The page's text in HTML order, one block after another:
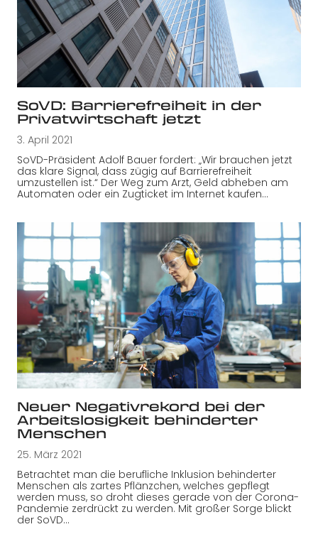
SoVD: Barrierefreiheit in der
Privatwirtschaft jetzt
3. April 2021
SoVD-Präsident Adolf Bauer fordert: „Wir brauchen jetzt
das klare Signal, dass zügig auf Barrierefreiheit
umzustellen ist.“ Der Weg zum Arzt, Geld abheben am
Automaten oder ein Zugticket im Internet kaufen…
Neuer Negativrekord bei der
Arbeitslosigkeit behinderter
Menschen
25. März 2021
Betrachtet man die berufliche Inklusion behinderter
Menschen als zartes Pflänzchen, welches gepflegt
werden muss, so droht dieses gerade von der Corona-
Pandemie zerdrückt zu werden. Mit großer Sorge blickt
der SoVD…